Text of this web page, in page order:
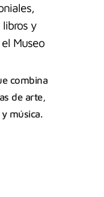
y
Museo
combina
de arte,
música.